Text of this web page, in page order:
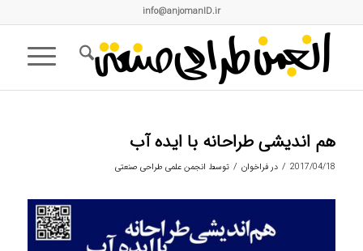
info@anjomanID.ir
هم اندیشی طراحانه با ایده آب
2017/04/18
/ در فراخوان / توسط انجمن علمی طراحی صنعتی